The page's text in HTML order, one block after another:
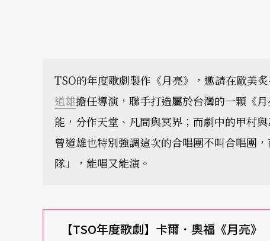
TSO的年度歌劇製作《月亮》，邀請在歐美
道雄擔任導演，聯手打造屬於台灣的一顆《
能，分作天堂、凡間與冥界；而劇中的甲村
曾道雄也特別強調這次的合唱團不叫合唱團
隊」，能唱又能演。
【TSO年度歌劇】卡爾．奧福《月亮》